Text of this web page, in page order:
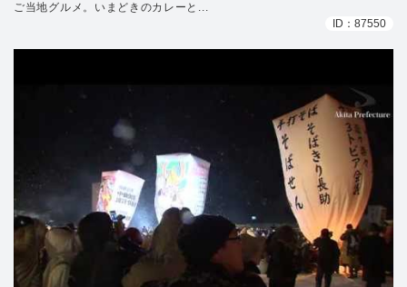
ご当地グルメ。いまどきのカレーと...
ID：87550